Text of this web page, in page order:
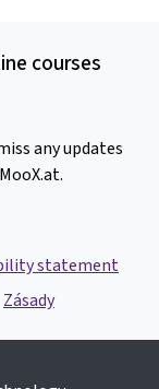
courses
any updates
statement
Zásady